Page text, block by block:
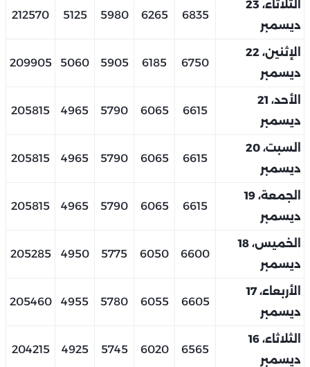
الثلاثاء، 23
ديسمبر
6835
6265
5980
5125
212570
الإثنين، 22
ديسمبر
6750
6185
5905
5060
209905
الأحد، 21
ديسمبر
6615
6065
5790
4965
205815
السبت، 20
ديسمبر
6615
6065
5790
4965
205815
الجمعة، 19
ديسمبر
6615
6065
5790
4965
205815
الخميس، 18
ديسمبر
6600
6050
5775
4950
205285
الأربعاء، 17
ديسمبر
6605
6055
5780
4955
205460
الثلاثاء، 16
ديسمبر
6565
6020
5745
4925
204215